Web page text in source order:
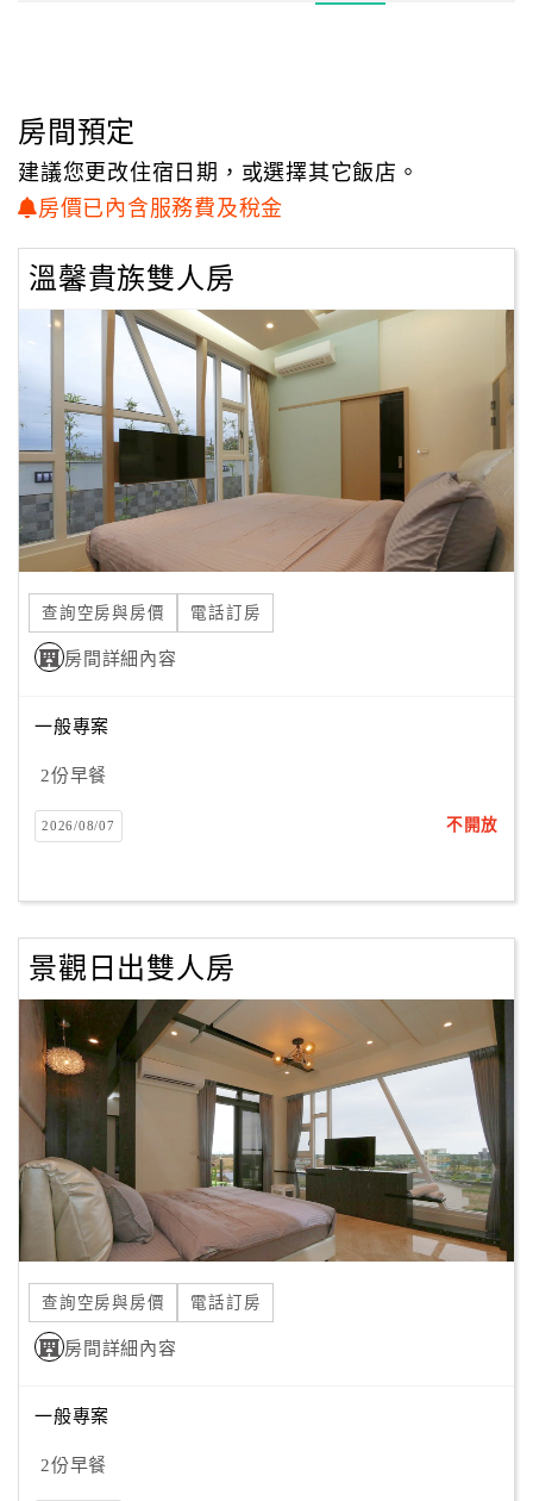
地
圖
顧
務
滿
意
度
訂
單
管
理
員
戶
客
服
聯
單
Line
線
上
紅
利
查
訂
房間預定
建議您更改住宿日期，或選擇其它飯店。
房價已內含服務費及稅金
溫馨貴族雙人房
查詢空房與房價 電話訂房
房間詳細內容
一般專案
2份早餐
2026/08/07 不開放
景觀日出雙人房
查詢空房與房價 電話訂房
房間詳細內容
一般專案
2份早餐